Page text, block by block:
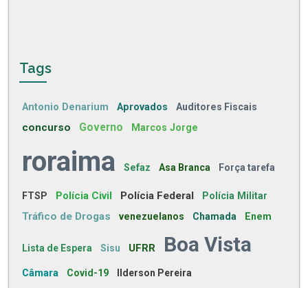
Tags
Antonio Denarium Aprovados Auditores Fiscais
concurso Governo Marcos Jorge
roraima Sefaz Asa Branca Força tarefa
FTSP Polícia Civil Polícia Federal Polícia Militar
Tráfico de Drogas venezuelanos Chamada Enem
Lista de Espera Sisu UFRR Boa Vista
Câmara Covid-19 Ilderson Pereira